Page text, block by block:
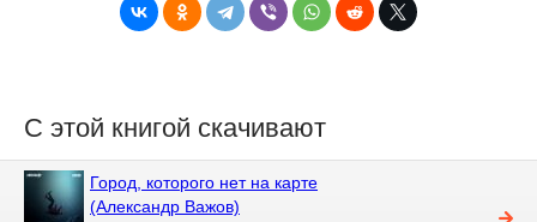
С этой книгой скачивают
Город, которого нет на карте
(Александр Важов)